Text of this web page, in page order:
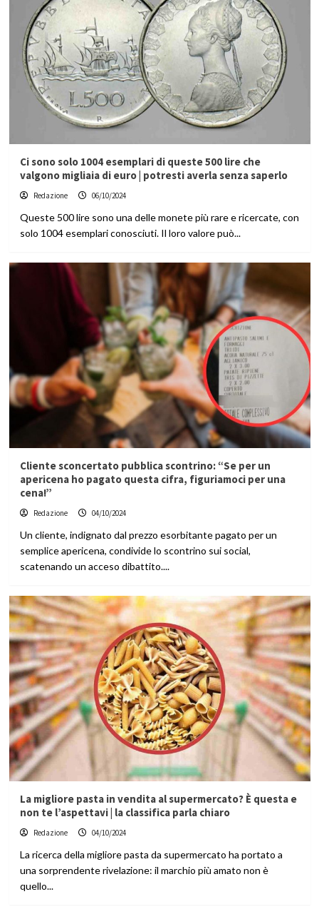
Ci sono solo 1004 esemplari di queste 500 lire che
valgono migliaia di euro | potresti averla senza saperlo
Redazione 06/10/2024
Queste 500 lire sono una delle monete più rare e ricercate, con
solo 1004 esemplari conosciuti. Il loro valore può...
Cliente sconcertato pubblica scontrino: “Se per un
apericena ho pagato questa cifra, figuriamoci per una
cena!”
Redazione 04/10/2024
Un cliente, indignato dal prezzo esorbitante pagato per un
semplice apericena, condivide lo scontrino sui social,
scatenando un acceso dibattito....
La migliore pasta in vendita al supermercato? È questa e
non te l’aspettavi | la classifica parla chiaro
Redazione 04/10/2024
La ricerca della migliore pasta da supermercato ha portato a
una sorprendente rivelazione: il marchio più amato non è
quello...